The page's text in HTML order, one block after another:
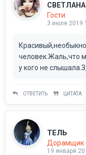
СВЕТЛАНА
Гости
3 июля 2019
человек.Жаль,что
у кого не
ОТВЕТИТЬ ЦИТАТА
ТЕЛЬ
Дорамщик
19 января